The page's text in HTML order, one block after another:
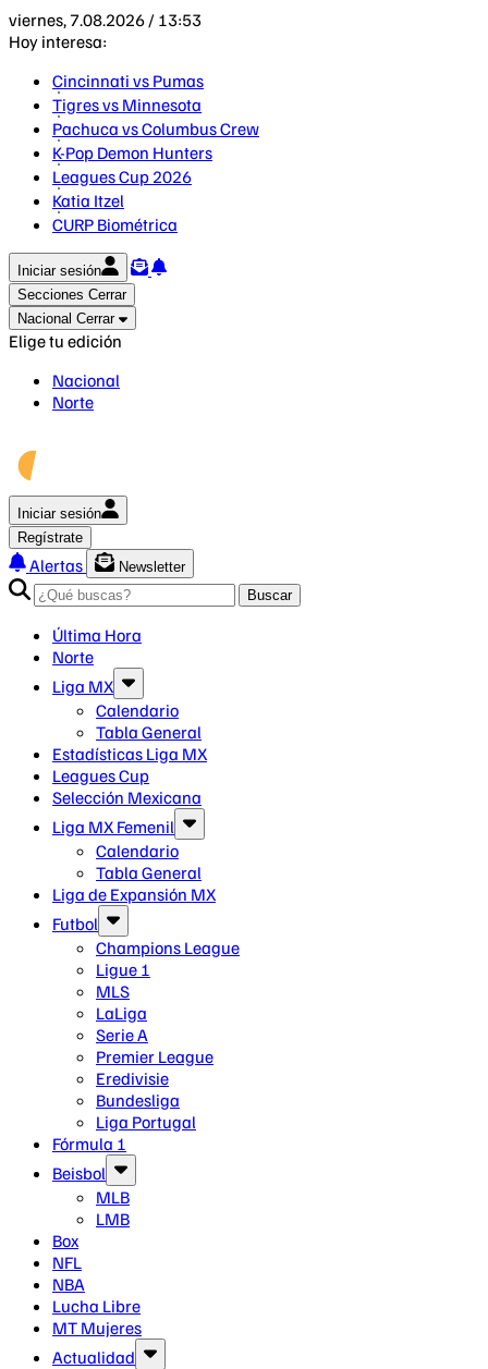
viernes, 7.08.2026 / 13:53
Hoy interesa:
Cincinnati vs Pumas
Tigres vs Minnesota
Pachuca vs Columbus Crew
K-Pop Demon Hunters
Leagues Cup 2026
Katia Itzel
CURP Biométrica
Iniciar sesión
Secciones Cerrar
Nacional Cerrar
Elige tu edición
Nacional
Norte
Iniciar sesión
Regístrate
Alertas
Newsletter
Buscar
Última Hora
Norte
Liga MX
Calendario
Tabla General
Estadísticas Liga MX
Leagues Cup
Selección Mexicana
Liga MX Femenil
Calendario
Tabla General
Liga de Expansión MX
Futbol
Champions League
Ligue 1
MLS
LaLiga
Serie A
Premier League
Eredivisie
Bundesliga
Liga Portugal
Fórmula 1
Beisbol
MLB
LMB
Box
NFL
NBA
Lucha Libre
MT Mujeres
Actualidad